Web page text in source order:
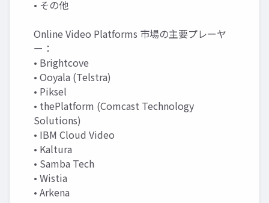
• その他
Online Video Platforms 市場の主要プレーヤ
ー：
• Brightcove
• Ooyala (Telstra)
• Piksel
• thePlatform (Comcast Technology
Solutions)
• IBM Cloud Video
• Kaltura
• Samba Tech
• Wistia
• Arkena